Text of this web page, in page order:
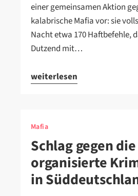
einer gemeinsamen Aktion
kalabrische Mafia vor: sie
Nacht etwa 170 Haftbefehle,
Dutzend mit…
weiterlesen
Mafia
Schlag gegen die
organisierte
in